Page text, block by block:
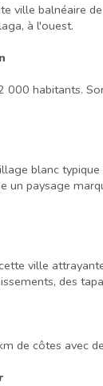
ville balnéaire
à l'ouest.
000 habitants.
blanc
un paysage
ville
des
de côtes avec